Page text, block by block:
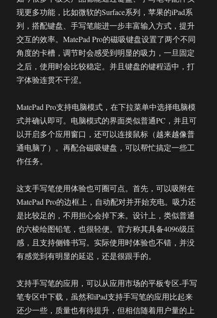
现更多功能，比如微软的Surface系列，苹果的iPad系
列，搭配键盘、手写笔能进一步丰富输入方式，提升
交互的效率。MatePad Pro的磁吸键盘设置了两个不同
角度的卡槽，调节时会感受到明显的吸力，一旦固定
之后，使用时会比较稳定。并且键盘的键程适中，打
字体验连贯不干涩。
MatePad Pro支持电脑模式，在下拉菜单中选择电脑模
式并确认即可。电脑模式的界面类似普通PC，并且可
以开启多个应用窗口，还可以连接鼠标（越来越像普
通电脑了）。再配合磁吸键盘，可以帮忙搞定一些工
作任务。
这支手写笔使用体验也可圈可点。首先，可以吸附在
MatePad Pro的边框上，自动配对并开始充电。吸力还
是比较足的，不用担心会掉下来。设计上，类似普通
的六棱绘图铅笔，也很轻便。官方称其具备4096级压
感，且支持侧锋书写。实际使用时体验也不错，并没
有感觉到有明显的延迟，还是很跟手的。
支持手写笔的应用，可以从应用市场的平板专区-手写
笔专区中下载，虽然和iPad支持手写笔的应用比起来
还少一些，质量也有待提升，但相信随着用户量的上